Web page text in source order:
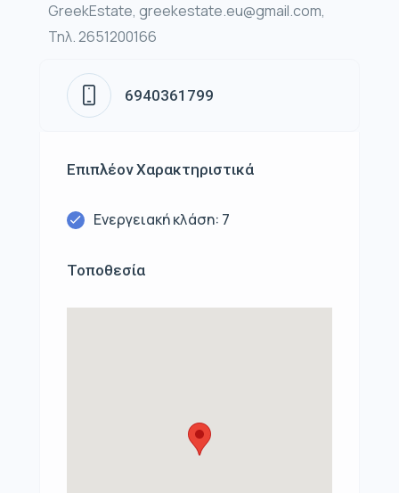
GreekEstate, greekestate.eu@gmail.com,
Τηλ. 2651200166
6940361799
Επιπλέον Χαρακτηριστικά
Ενεργειακή κλάση: 7
Τοποθεσία